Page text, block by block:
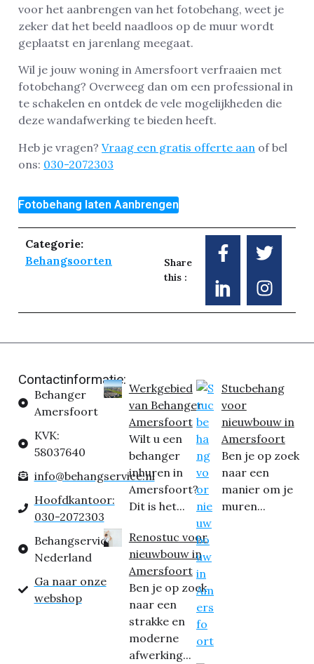
voor het aanbrengen van het fotobehang, weet je
zeker dat het beeld naadloos op de muur wordt
geplaatst en jarenlang meegaat.
Wil je jouw woning in Amersfoort verfraaien met
fotobehang? Overweeg dan om een professional in
te schakelen en ontdek de vele mogelijkheden die
deze wandafwerking te bieden heeft.
Heb je vragen? Vraag een gratis offerte aan of bel
ons: 030-2072303
Fotobehang laten Aanbrengen
Categorie:
Behangsoorten
Share
this :
Contactinformatie:
Behanger
Amersfoort
KVK:
58037640
info@behangservice.nl
Hoofdkantoor:
030-2072303
Behangservice
Nederland
Ga naar onze
webshop
Werkgebied
van Behanger
Amersfoort
Wilt u een
behanger
inhuren in
Amersfoort?
Dit is het...
Renostuc voor
nieuwbouw in
Amersfoort
Ben je op zoek
naar een
strakke en
moderne
afwerking...
Stucbehang
voor
nieuwbouw in
Amersfoort
Ben je op zoek
naar een
manier om je
muren...